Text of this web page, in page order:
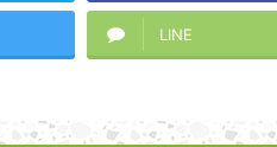
LINE